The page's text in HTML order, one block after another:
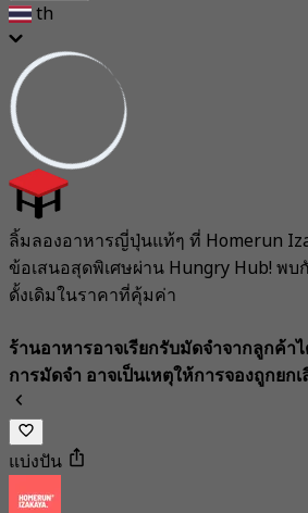
th
ลิ้มลองอาหารญี่ปุ่นแท้ๆ ที่ Homerun
ข้อเสนอสุดพิเศษผ่าน Hungry Hub! พบ
ดั้งเดิมในราคาที่คุ้มค่า
ร้านอาหารอาจเรียกรับมัดจำจากลูกค้า
การมัดจำ อาจเป็นเหตุให้การจองถูกยก
แบ่งปัน